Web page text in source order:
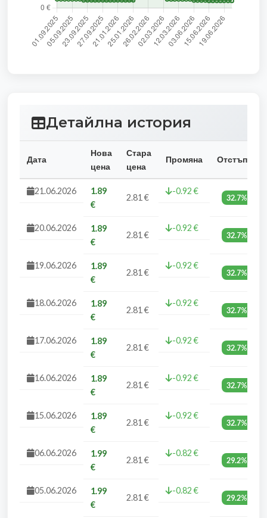
Детайлна история
Дата
Нова
цена
Стара
цена
Промяна Отстъпка
21.06.2026
1.89
€
2.81 €
-0.92 €
32.7%
20.06.2026
1.89
€
2.81 €
-0.92 €
32.7%
19.06.2026
1.89
€
2.81 €
-0.92 €
32.7%
18.06.2026
1.89
€
2.81 €
-0.92 €
32.7%
17.06.2026
1.89
€
2.81 €
-0.92 €
32.7%
16.06.2026
1.89
€
2.81 €
-0.92 €
32.7%
15.06.2026
1.89
€
2.81 €
-0.92 €
32.7%
06.06.2026
1.99
€
2.81 €
-0.82 €
29.2%
05.06.2026
1.99
€
2.81 €
-0.82 €
29.2%